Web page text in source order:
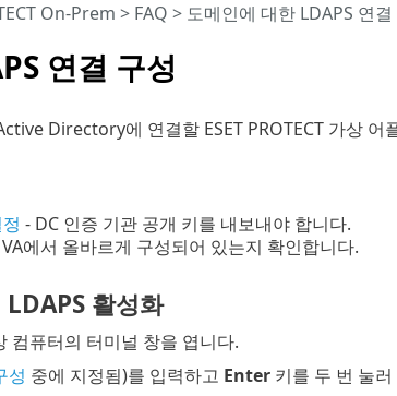
연결 구성
On-Prem > FAQ > 도메인에 대한 LDAPS 연결
Directory에 연결할 ESET PROTECT 가상 어
- DC 인증 기관 공개 키를 내보내야 합니다.
VA에서 올바르게 구성되어 있는지 확인합니다.
LDAPS 활성화
컴퓨터의 터미널 창을 엽니다.
성 중에 지정됨)를 입력하고 Enter키를 두 번 눌러